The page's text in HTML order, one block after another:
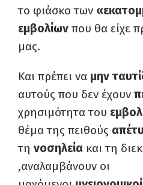
το φιάσκο των
εμβολίων που θα είχε
μας.
Και πρέπει να μην
αυτούς που δεν έχουν
χρησιμότητα του
θέμα της πειθούς
τη νοσηλεία και τη
,αναλαμβάνουν οι